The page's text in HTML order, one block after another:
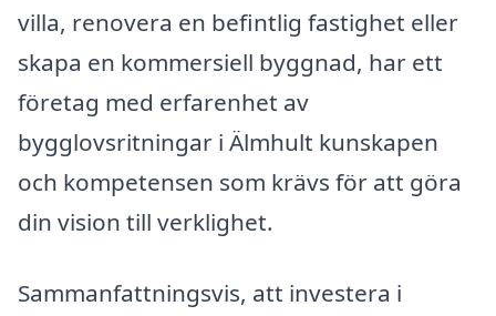
villa, renovera en befintlig fastighet eller
skapa en kommersiell byggnad, har ett
företag med erfarenhet av
bygglovsritningar i Älmhult kunskapen
och kompetensen som krävs för att göra
din vision till verklighet.
Sammanfattningsvis, att investera i